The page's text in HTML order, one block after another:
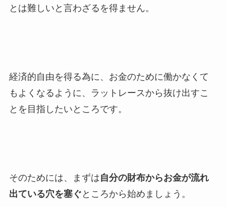
とは難しいと言わざるを得ません。
経済的自由を得る為に、お金のために働かなくて
もよくなるように、ラットレースから抜け出すこ
とを目指したいところです。
そのためには、まずは自分の財布からお金が流れ
出ている穴を塞ぐ ところから始めましょう。